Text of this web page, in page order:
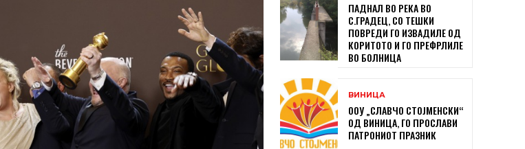
ПАДНАЛ ВО РЕКА ВО
С.ГРАДЕЦ, СО ТЕШКИ
ПОВРЕДИ ГО ИЗВАДИЛЕ ОД
КОРИТОТО И ГО ПРЕФРЛИЛЕ
ВО БОЛНИЦА
ВИНИЦА
ООУ „СЛАВЧО СТОЈМЕНСКИ“
ОД ВИНИЦА, ГО ПРОСЛАВИ
ПАТРОНИОТ ПРАЗНИК